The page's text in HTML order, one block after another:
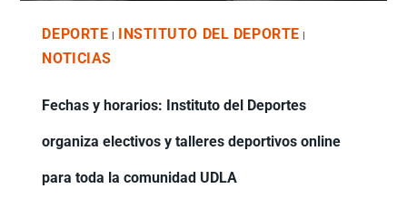
DEPORTE INSTITUTO DEL DEPORTE
NOTICIAS
Fechas y horarios: Instituto del Deportes
organiza electivos y talleres deportivos online
para toda la comunidad UDLA